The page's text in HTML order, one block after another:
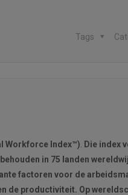
Tags
Workforce Index™)
Die index
in 75 landen
factoren voor de
de productiviteit. Op